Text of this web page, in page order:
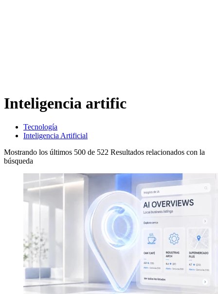
Inteligencia artific
Tecnología
Inteligencia Artificial
Mostrando los últimos 500 de 522 Resultados relacionados con la
búsqueda